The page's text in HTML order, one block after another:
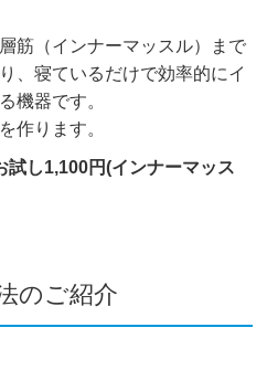
筋（インナーマッスル）まで
、寝ているだけで効率的にイ
機器です。
作ります。
し1,100円(インナーマッス
のご紹介